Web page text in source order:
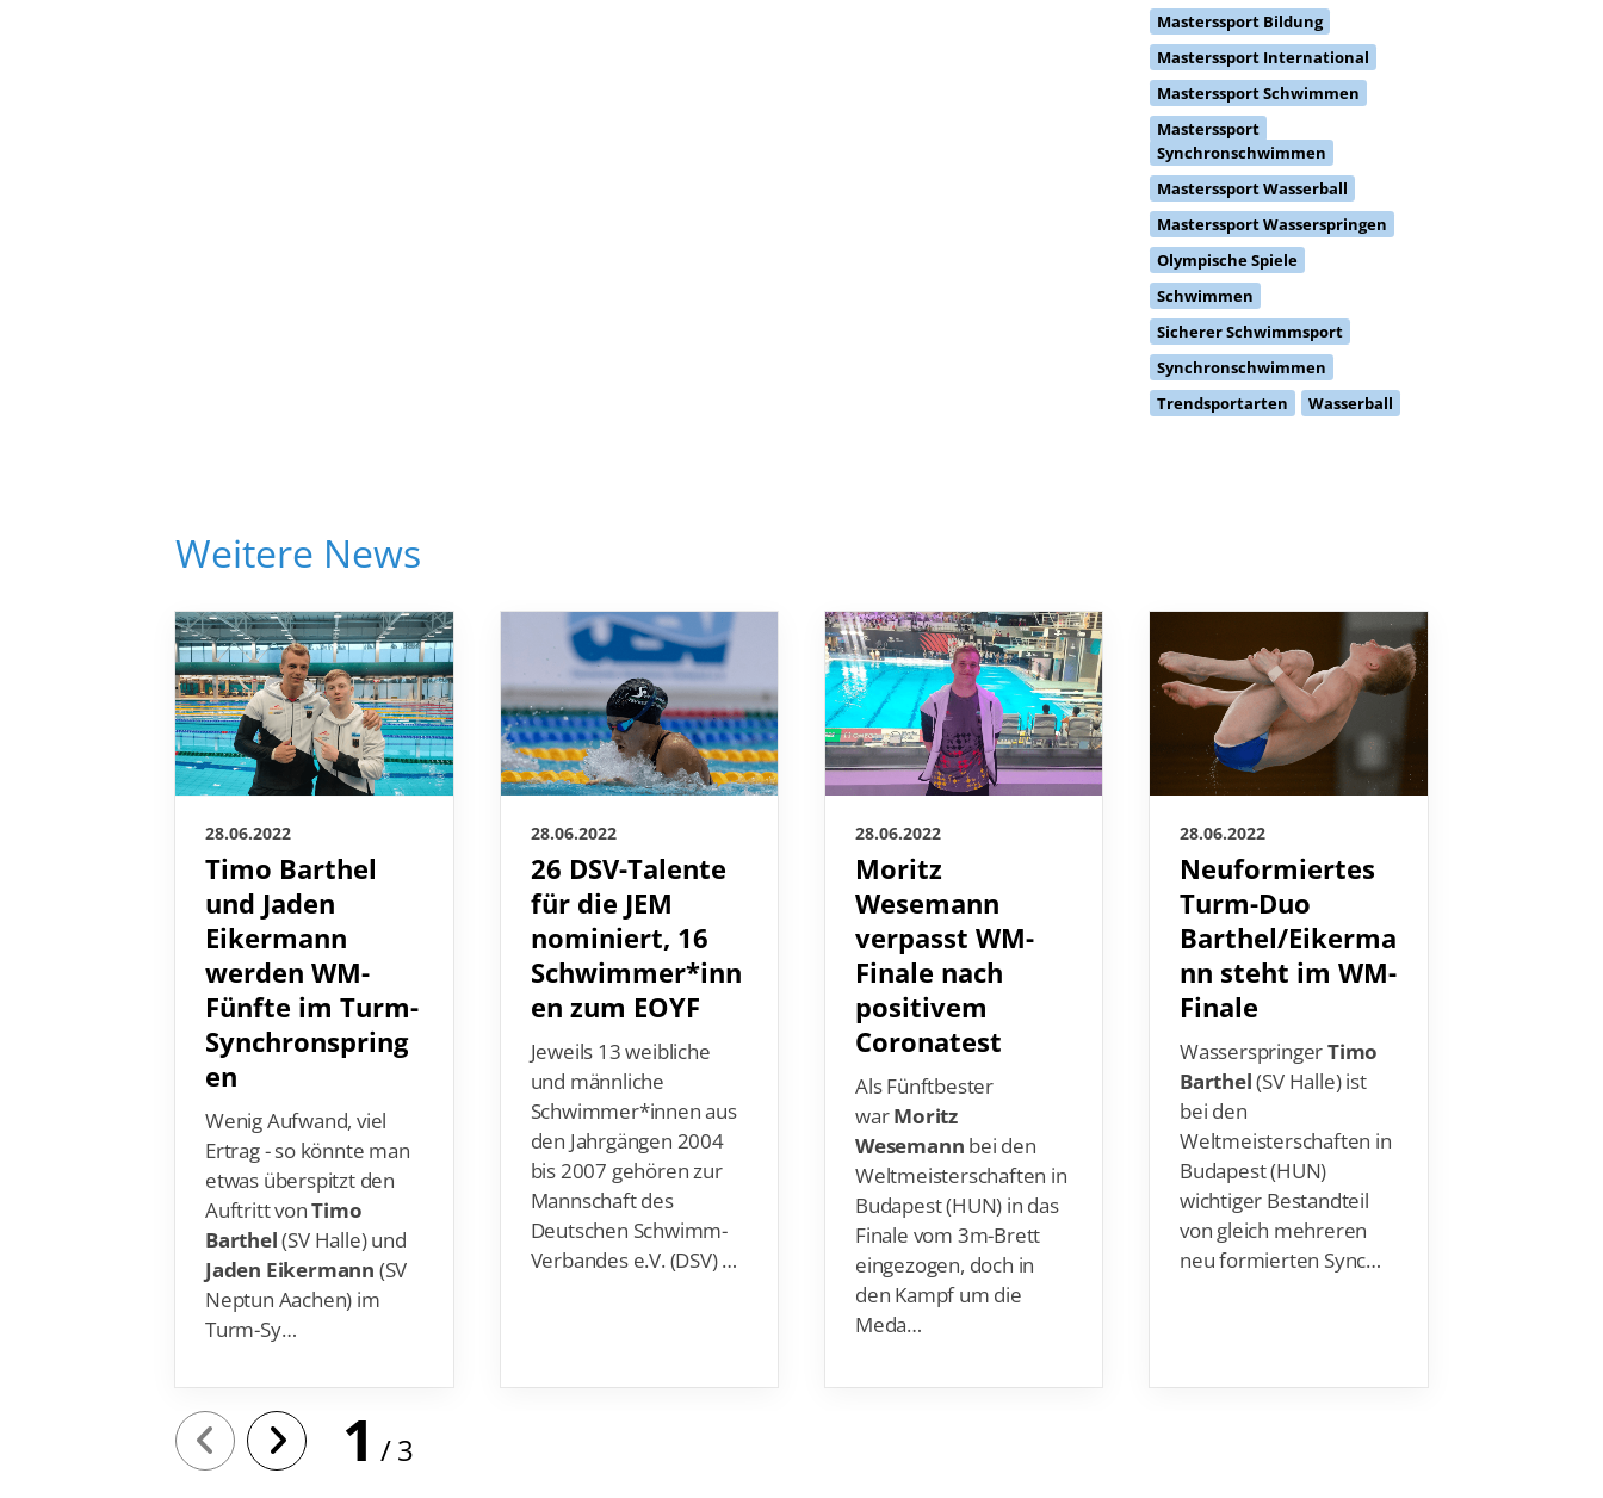
Masterssport International
Masterssport Schwimmen
Masterssport
Synchronschwimmen
Masterssport Wasserball
Masterssport Wasserspringen
Olympische Spiele
Schwimmen
Sicherer Schwimmsport
Synchronschwimmen
Trendsportarten
Wasserball
28.06.2022
Timo Barthel
und Jaden
Eikermann
werden WM-
Fünfte im Turm-
Synchronspring
en
Wenig Aufwand, viel
Ertrag - so könnte man
etwas überspitzt den
Auftritt vonTimo
Barthel(SV Halle) und
Jaden Eikermann(SV
Neptun Aachen) im
Turm-Sy…
28.06.2022
26 DSV-Talente
für die JEM
nominiert, 16
Schwimmer*inn
en zum EOYF
Jeweils 13 weibliche
und männliche
Schwimmer*innen aus
den Jahrgängen 2004
bis 2007 gehören zur
Mannschaft des
Deutschen Schwimm-
Verbandes e.V. (DSV) …
28.06.2022
Moritz
Wesemann
verpasst WM-
Finale nach
positivem
Coronatest
Als Fünftbester
warMoritz
Wesemann
Weltmeisterschaften in
Budapest (HUN) in das
Finale vom 3m-Brett
eingezogen, doch in
den Kampf um die
Meda…
28.06.2022
Neuformiertes
Turm-Duo
Barthel/Eikerma
nn steht im WM-
Finale
Wasserspringer
Barthel(SV Halle) ist
bei den
Weltmeisterschaften in
Budapest (HUN)
wichtiger Bestandteil
von gleich mehreren
neu formierten Sync…
1